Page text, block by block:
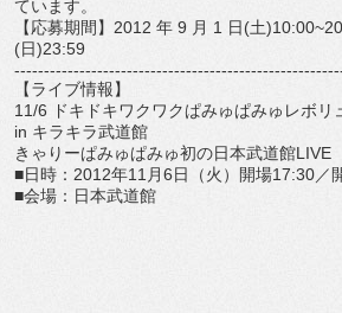
ています。
【応募期間】2012 年 9 月 1 日(土
(日)23:59
【ライブ情報】
11/6 ドキドキワクワクぱみゅぱみゅレボリ
in キラキラ武道館
きゃりーぱみゅぱみゅ初の日本武道館LIVE
■日時：2012年11月6日（火）開場17:30／
■会場：日本武道館